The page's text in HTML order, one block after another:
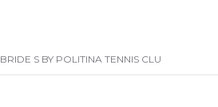
BRIDE S BY POLITINA TENNIS CLU